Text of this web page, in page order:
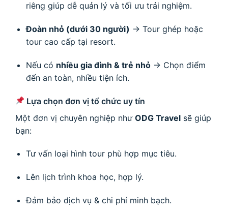
riêng giúp dễ quản lý và tối ưu trải nghiệm.
Đoàn nhỏ (dưới 30 người) → Tour ghép hoặc
tour cao cấp tại resort.
Nếu có nhiều gia đình & trẻ nhỏ→ Chọn điểm
đến an toàn, nhiều tiện ích.
Lựa chọn đơn vị tổ chức uy tín
Một đơn vị chuyên nghiệp như ODG Travel sẽ giúp
bạn:
Tư vấn loại hình tour phù hợp mục tiêu.
Lên lịch trình khoa học, hợp lý.
Đảm bảo dịch vụ & chi phí minh bạch.